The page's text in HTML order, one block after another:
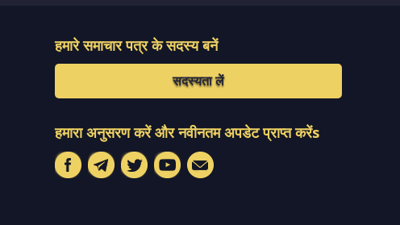
हमारे समाचार पत्र के सदस्य बनें
सदस्यता लें
हमारा अनुसरण करें और नवीनतम अपडेट प्राप्त करेंs